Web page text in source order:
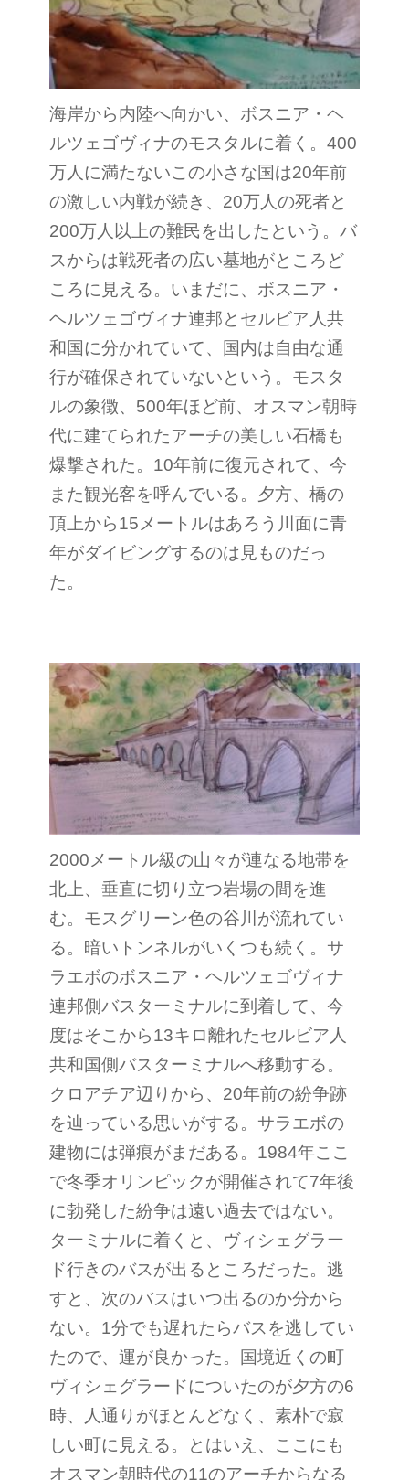
海岸から内陸へ向かい、ボスニア・ヘ
ルツェゴヴィナのモスタルに着く。400
万人に満たないこの小さな国は20年前
の激しい内戦が続き、20万人の死者と
200万人以上の難民を出したという。バ
スからは戦死者の広い墓地がところど
ころに見える。いまだに、ボスニア・
ヘルツェゴヴィナ連邦とセルビア人共
和国に分かれていて、国内は自由な通
行が確保されていないという。モスタ
ルの象徴、500年ほど前、オスマン朝時
代に建てられたアーチの美しい石橋も
爆撃された。10年前に復元されて、今
また観光客を呼んでいる。夕方、橋の
頂上から15メートルはあろう川面に青
年がダイビングするのは見ものだっ
た。
2000メートル級の山々が連なる地帯を
北上、垂直に切り立つ岩場の間を進
む。モスグリーン色の谷川が流れてい
る。暗いトンネルがいくつも続く。サ
ラエボのボスニア・ヘルツェゴヴィナ
連邦側バスターミナルに到着して、今
度はそこから13キロ離れたセルビア人
共和国側バスターミナルへ移動する。
クロアチア辺りから、20年前の紛争跡
を辿っている思いがする。サラエボの
建物には弾痕がまだある。1984年ここ
で冬季オリンピックが開催されて7年後
に勃発した紛争は遠い過去ではない。
ターミナルに着くと、ヴィシェグラー
ド行きのバスが出るところだった。逃
すと、次のバスはいつ出るのか分から
ない。1分でも遅れたらバスを逃してい
たので、運が良かった。国境近くの町
ヴィシェグラードについたのが夕方の6
時、人通りがほとんどなく、素朴で寂
しい町に見える。とはいえ、ここにも
オスマン朝時代の11のアーチからなる